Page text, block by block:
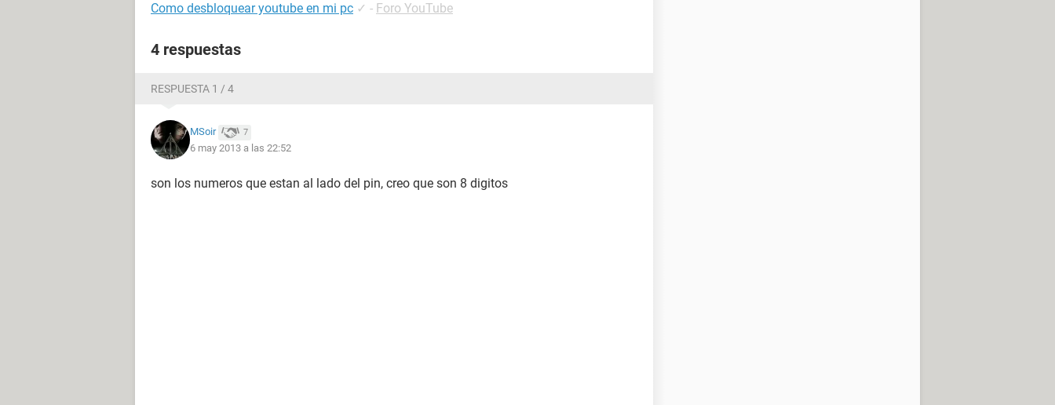
Como desbloquear youtube en mi pc ✓ - Foro YouTube
4 respuestas
RESPUESTA 1 / 4
MSoir 7
6 may 2013 a las 22:52
son los numeros que estan al lado del pin, creo que son 8 digitos